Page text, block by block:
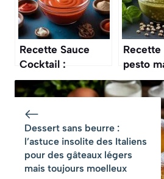
Recette Sauce
Cocktail :
mayonnaise et
Ketchup maison
Recette
pesto
guide
Dessert sans beurre :
l’astuce insolite des Italiens
pour des gâteaux légers
mais toujours moelleux